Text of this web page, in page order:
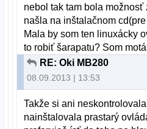
nebol tak tam bola
našla na inštalačnom
Mala by som ten linuxácky
to robiť šarapatu? Som
RE: Oki MB280
08.09.2013 | 13:53
Takže si ani
nainštalovala prastarý